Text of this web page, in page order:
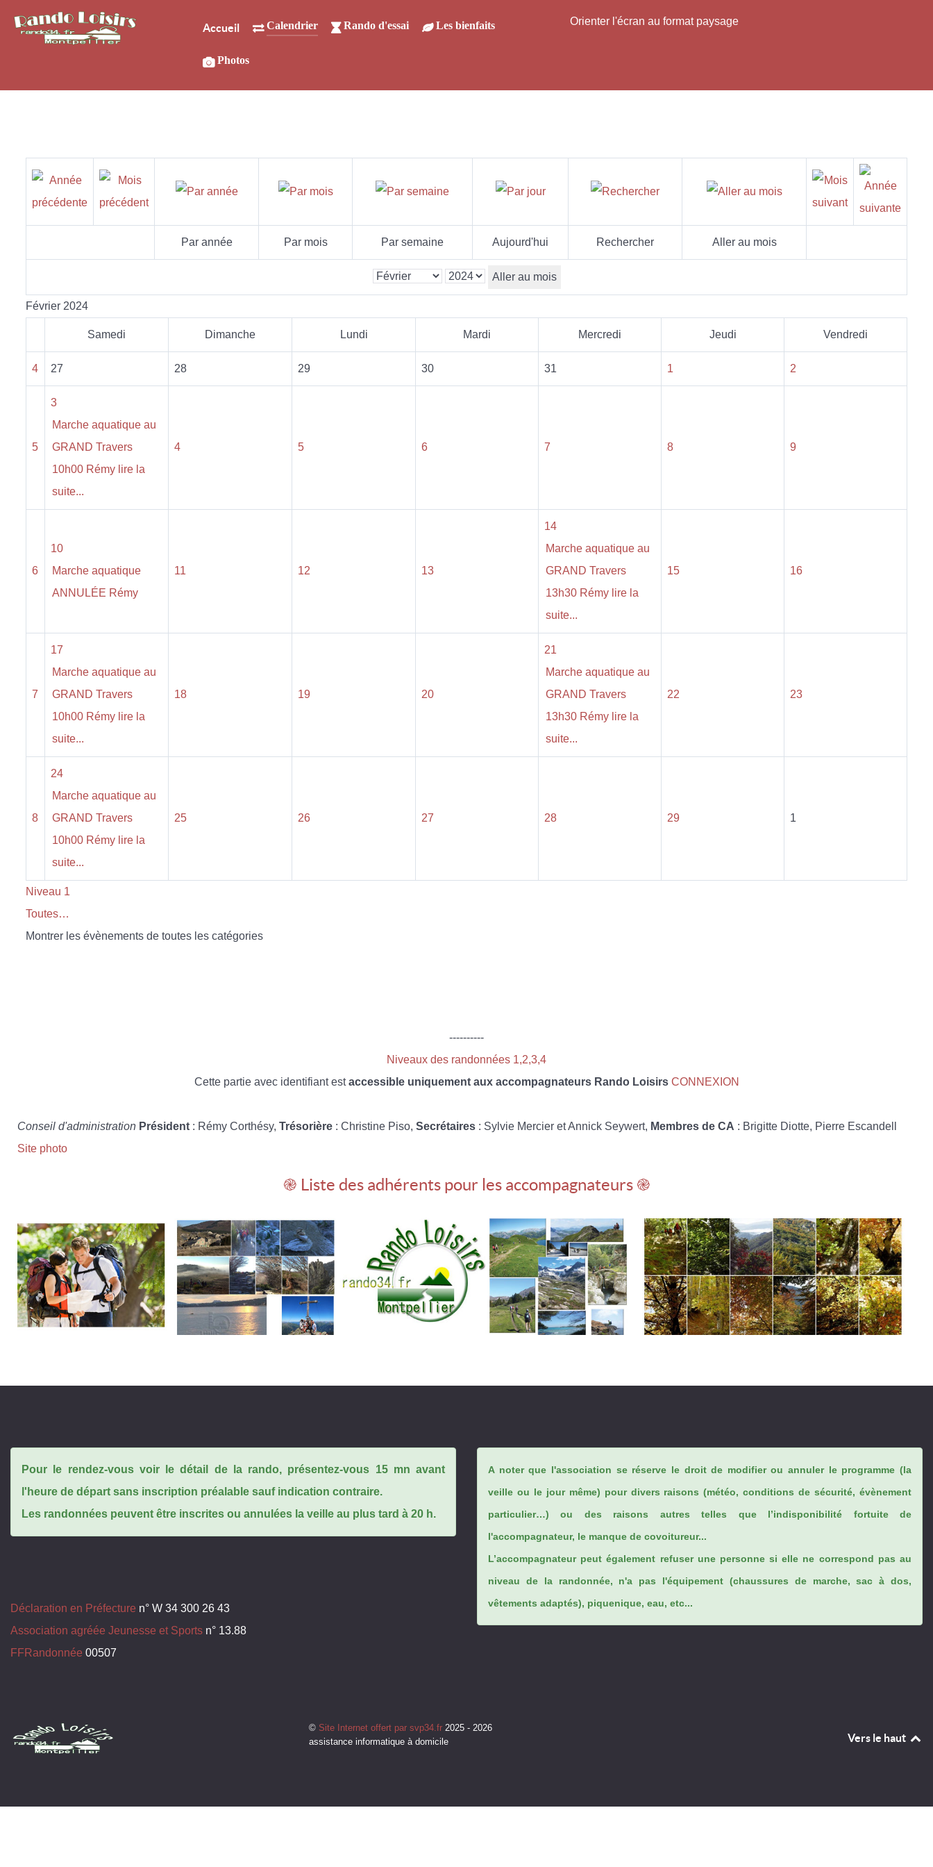
Accueil Calendrier Rando d'essai Les bienfaits
Photos
Orienter l'écran au format paysage
Par année Par mois Par semaine Aujourd'hui Rechercher Aller au mois
Aller au mois
Février 2024
Samedi Dimanche Lundi Mardi Mercredi Jeudi Vendredi
4 27 28 29 30 31 1 2
5
3
Marche aquatique au
GRAND Travers
10h00 Rémy lire la
suite...
4 5 6 7 8 9
6
10
Marche aquatique
ANNULÉE Rémy
11 12 13
14
Marche aquatique au
GRAND Travers
13h30 Rémy lire la
suite...
15 16
7
17
Marche aquatique au
GRAND Travers
10h00 Rémy lire la
suite...
18 19 20
21
Marche aquatique au
GRAND Travers
13h30 Rémy lire la
suite...
22 23
8
24
Marche aquatique au
GRAND Travers
10h00 Rémy lire la
suite...
25 26 27 28 29 1
Niveau 1
Toutes…
Montrer les évènements de toutes les catégories
----------
Niveaux des randonnées 1,2,3,4
Cette partie avec identifiant estaccessible uniquement aux accompagnateurs Rando Loisirs CONNEXION
Conseil d'administration Président : Rémy Corthésy, Trésorière : Christine Piso, Secrétaires : Sylvie Mercier et Annick Seywert, Membres de CA : Brigitte Diotte, Pierre Escandell
Site photo
֎ Liste des adhérents pour les accompagnateurs ֎
Pour le rendez-vous voir le détail de la rando, présentez-vous 15 mn avant
l'heure de départ sans inscription préalable sauf indication contraire.
Les randonnées peuvent être inscrites ou annulées la veille au plus tard à 20 h.
Déclaration en Préfecture n° W 34 300 26 43
Association agréée Jeunesse et Sports n° 13.88
FFRandonnée 00507
A noter que l'association se réserve le droit de modifier ou annuler le programme (la
veille ou le jour même) pour divers raisons (météo, conditions de sécurité, évènement
particulier…) ou des raisons autres telles que l’indisponibilité fortuite de
l'accompagnateur, le manque de covoitureur...
L’accompagnateur peut également refuser une personne si elle ne correspond pas au
niveau de la randonnée, n'a pas l'équipement (chaussures de marche, sac à dos,
vêtements adaptés), piquenique, eau, etc...
© Site Internet offert par svp34.fr2025 - 2026
assistance informatique à domicile
Vers le haut